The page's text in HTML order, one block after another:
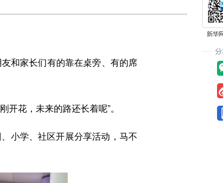
和家长们有的靠在桌旁、有的席
花，未来的路还长着呢”。
小学、社区开展分享活动，马不